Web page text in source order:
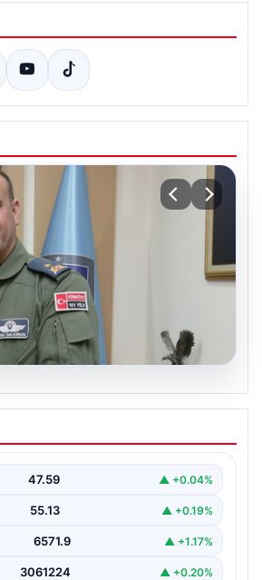
Kimdir? Türkiye’nin Yeni
Komutanı Hakkında
yönetiminde önemli bir yere sahip
47.59 ▲ +0.04%
55.13 ▲ +0.19%
6571.9 ▲ +1.17%
3061224 ▲ +0.20%